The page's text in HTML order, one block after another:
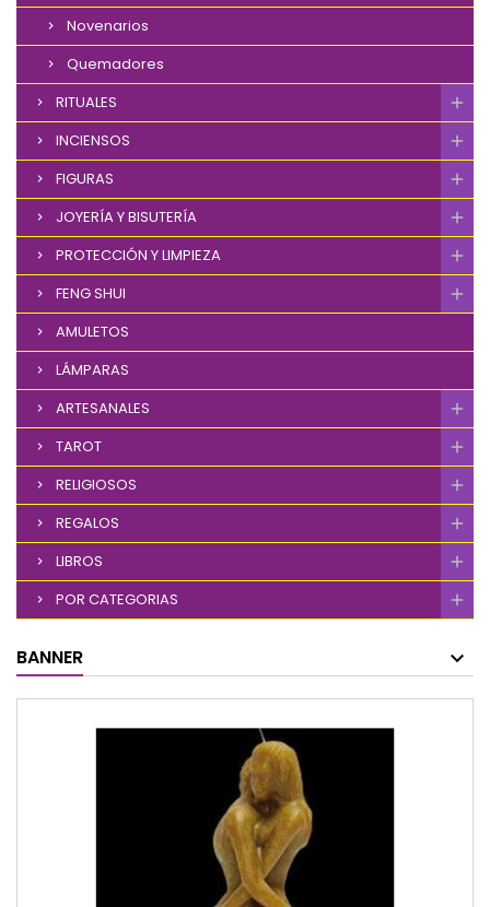
Novenarios
Quemadores
RITUALES
INCIENSOS
FIGURAS
JOYERÍA Y BISUTERÍA
PROTECCIÓN Y LIMPIEZA
FENG SHUI
AMULETOS
LÁMPARAS
ARTESANALES
TAROT
RELIGIOSOS
REGALOS
LIBROS
POR CATEGORIAS
BANNER